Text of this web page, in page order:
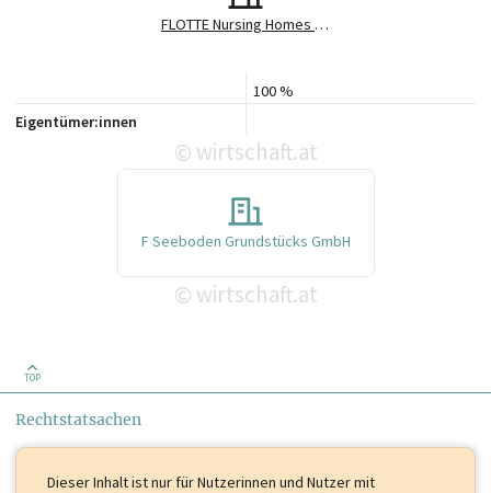
FLOTTE Nursing Homes GmbH
100 %
Eigentümer:innen
© wirtschaft.at
F Seeboden Grundstücks GmbH
© wirtschaft.at
TOP
Rechtstatsachen
Dieser Inhalt istnur für Nutzerinnen und Nutzer mit